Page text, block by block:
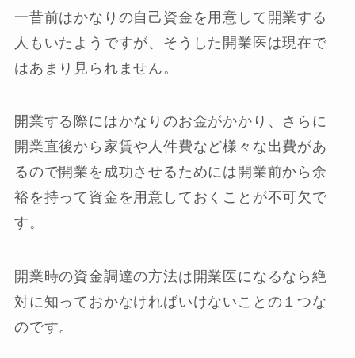
一昔前はかなりの自己資金を用意して開業する
人もいたようですが、そうした開業医は現在で
はあまり見られません。
開業する際にはかなりのお金がかかり、さらに
開業直後から家賃や人件費など様々な出費があ
るので開業を成功させるためには開業前から余
裕を持って資金を用意しておくことが不可欠で
す。
開業時の資金調達の方法は開業医になるなら絶
対に知っておかなければいけないことの１つな
のです。